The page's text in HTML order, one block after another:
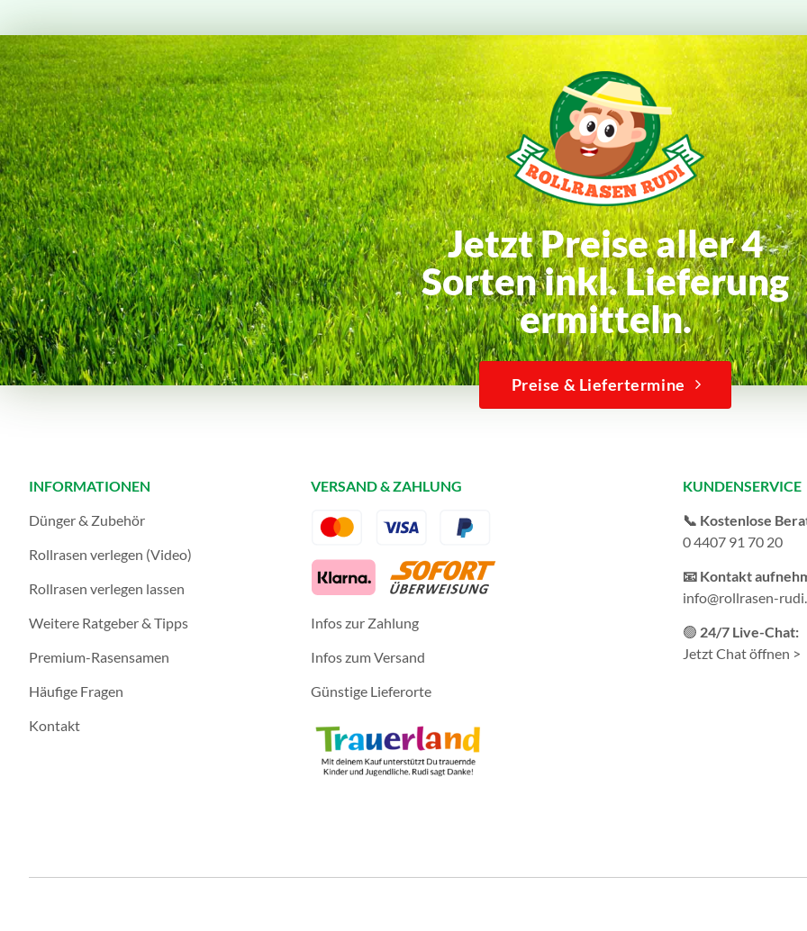
Jetzt Preise aller 4
Sorten inkl. Lieferung
ermitteln.
Preise & Liefertermine
INFORMATIONEN
Dünger & Zubehör
Rollrasen verlegen (Video)
Rollrasen verlegen lassen
Weitere Ratgeber & Tipps
Premium-Rasensamen
Häufige Fragen
Kontakt
VERSAND & ZAHLUNG
Infos zur Zahlung
Infos zum Versand
Günstige Lieferorte
KUNDENSERVICE
📞 Kostenlose
0 4407 91 70 20
📧 Kontakt
info@rollrasen-
🟢 24/7 Live-Chat:
Jetzt Chat öffnen >